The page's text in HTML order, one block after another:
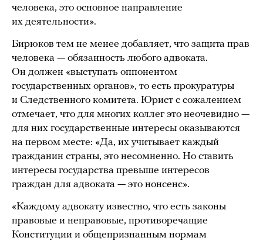
человека, это основное направление
их деятельности».
Бирюков тем не менее добавляет, что защита прав
человека — обязанность любого адвоката.
Он должен «выступать оппонентом
государственных органов», то есть прокуратуры
и Следственного комитета. Юрист с сожалением
отмечает, что для многих коллег это неочевидно —
для них государственные интересы оказываются
на первом месте: «Да, их учитывает каждый
гражданин страны, это несомненно. Но ставить
интересы государства превыше интересов
граждан для адвоката — это нонсенс».
«Каждому адвокату известно, что есть законы
правовые и неправовые, противоречащие
Конституции и общепризнанным нормам